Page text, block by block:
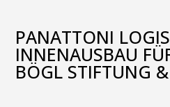
PANATTONI
INNENAUSBAU
BÖGL STIFTUNG